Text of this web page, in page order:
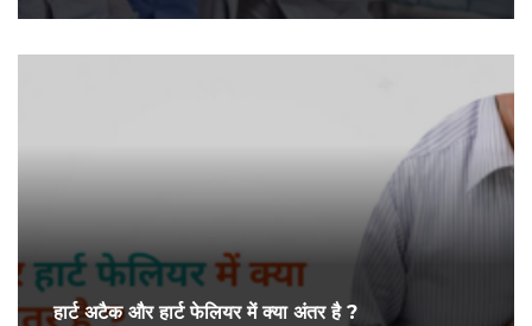
हार्ट अटैक और हार्ट फेलियर में क्या अंतर है ?